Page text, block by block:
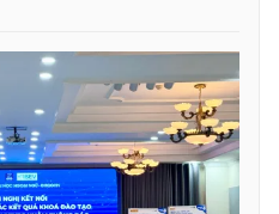
Vươn mình bằng AI
VTV8
English